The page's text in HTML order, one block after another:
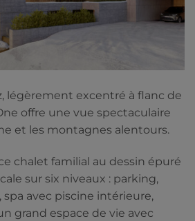
légèrement excentré à flanc de
offre une vue spectaculaire
et les montagnes alentours.
chalet familial au dessin épuré
sur six niveaux : parking,
spa avec piscine intérieure,
grand espace de vie avec